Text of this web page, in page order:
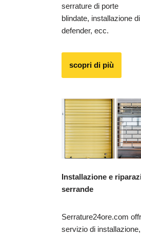
serrature di porte
blindate, installazione di
defender, ecc.
scopri di più
Installazione e
serrande
Serrature24ore.com
servizio di installazione,